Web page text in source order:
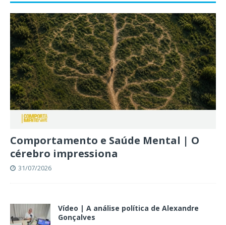
Comportamento e Saúde Mental | O
cérebro impressiona
31/07/2026
Vídeo | A análise política de Alexandre
Gonçalves